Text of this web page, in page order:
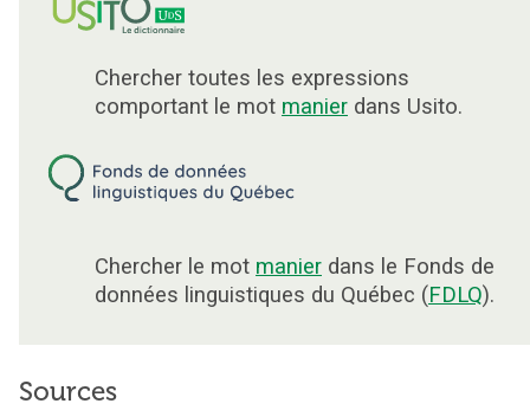
Chercher toutes les expressions
comportant le mot manier dans Usito.
Chercher le mot manier dans le Fonds de
données linguistiques du Québec (FDLQ).
Sources